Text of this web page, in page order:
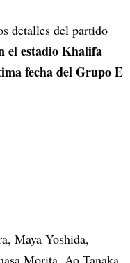
detalles del partido
el estadio Khalifa
fecha del Grupo E
Maya Yoshida,
Morita, Ao Tanaka,